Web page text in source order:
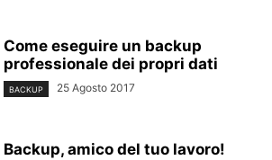
Come eseguire un backup
professionale dei propri dati
BACKUP 25 Agosto 2017
Backup, amico del tuo lavoro!